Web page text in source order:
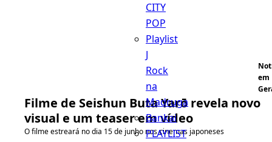
CITY
POP
Playlist
J
Rock
na
Madruga
Bankai
PLAYLIST
em
Filme de Seishun Buta Yarō revela novo
visual e um teaser em vídeo
O filme estreará no dia 15 de junho nos cinemas japoneses